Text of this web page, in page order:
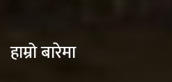
हाम्रो बारेमा